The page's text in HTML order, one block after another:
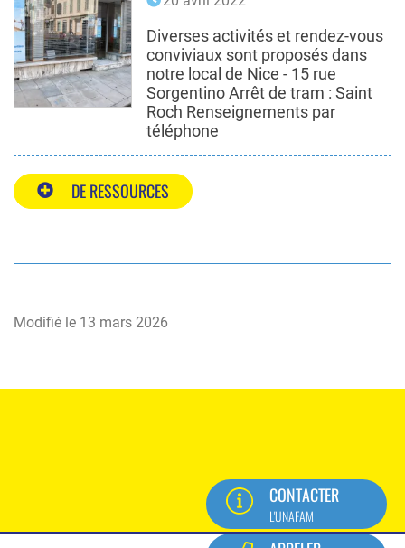
Diverses activités et rendez-vous
conviviaux sont proposés dans
notre local de Nice - 15 rue
Sorgentino Arrêt de tram : Saint
Roch Renseignements par
téléphone
DE RESSOURCES
Modifié le 13 mars 2026
CONTACTER
L'UNAFAM